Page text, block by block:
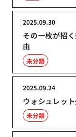
その一枚が招
由
2025.09.30
未分類
ウォシュレッ
2025.09.24
未分類